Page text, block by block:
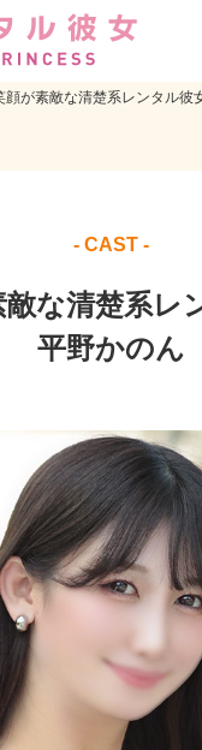
顔が素敵な清楚系レンタル彼
- CAST -
な清楚系レ
平野かのん